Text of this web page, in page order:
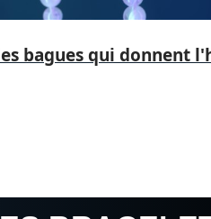
bagues qui donnent